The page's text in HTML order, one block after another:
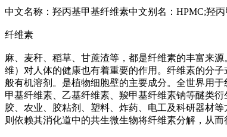
中文名称：羟丙基甲基纤维素中文别名：HPMC;羟
纤维素
麻、麦秆、稻草、甘蔗渣等，都是纤维素的丰富来
维）对人体的健康也有着重要的作用。纤维素的分子
般有机溶剂。是植物细胞壁的主要成分。全世界用
甲基纤维素、乙基纤维素、羧甲基纤维素钠等醚类衍
胶、农业、胶粘剂、塑料、炸药、电工及科研器材
则依赖其消化道中的共生微生物将纤维素分解，从而